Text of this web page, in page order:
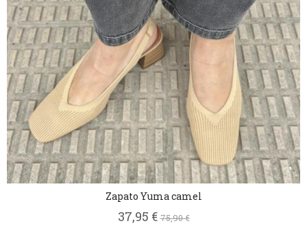
Zapato Yuma camel
37,95 €75,90 €